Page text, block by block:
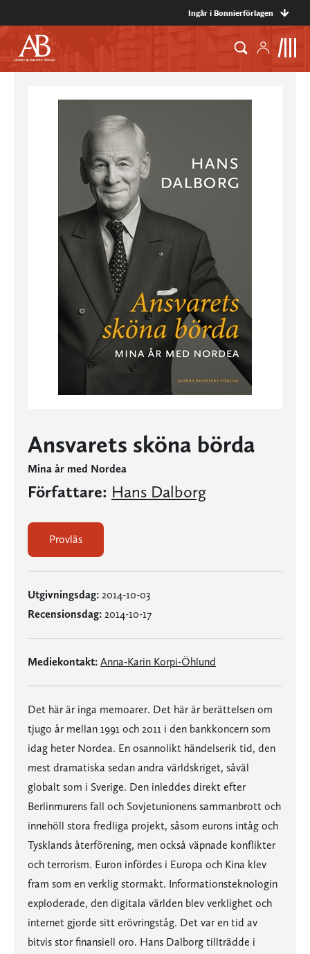
Ingår i Bonnierförlagen
Ansvarets sköna börda
Mina år med Nordea
Författare: Hans Dalborg
Provläs
Utgivningsdag: 2014-10-03
Recensionsdag: 2014-10-17
Mediekontakt: Anna-Karin Korpi-Öhlund
Det här är inga memoarer. Det här är berättelsen om
tjugo år mellan 1991 och 2011 i den bankkoncern som
idag heter Nordea. En osannolikt händelserik tid, den
mest dramatiska sedan andra världskriget, såväl
globalt som i Sverige. Den inleddes direkt efter
Berlinmurens fall och Sovjetunionens sammanbrott och
innehöll stora fredliga projekt, såsom eurons intåg och
Tysklands återförening, men också väpnade konflikter
och terrorism. Euron infördes i Europa och Kina klev
fram som en verklig stormakt. Informationsteknologin
exploderade, den digitala världen blev verklighet och
internet gjorde sitt erövringståg. Det var en tid av
bitvis stor finansiell oro. Hans Dalborg tillträdde i